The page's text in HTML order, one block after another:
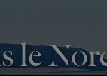
le